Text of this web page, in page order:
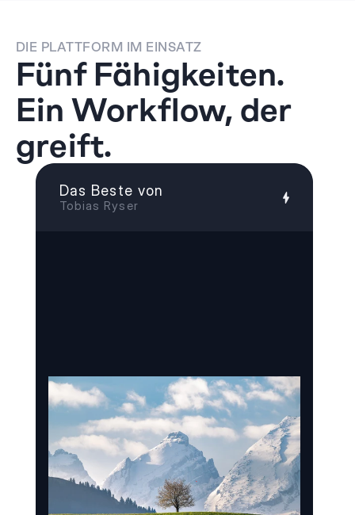
DIE PLATTFORM IM EINSATZ
Fünf Fähigkeiten.
Ein Workflow, der
greift.
Das Beste von
Tobias Ryser